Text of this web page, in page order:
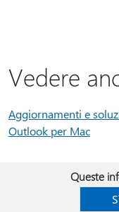
Vedere
Aggiornamenti e
Outlook per Mac
Queste